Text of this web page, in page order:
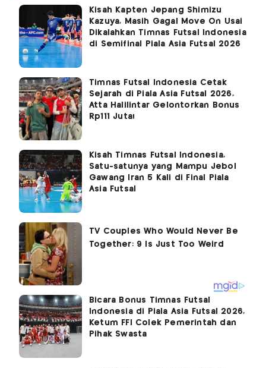
Kisah Kapten Jepang Shimizu
Kazuya, Masih Gagal Move On Usai
Dikalahkan Timnas Futsal Indonesia
di Semifinal Piala Asia Futsal 2026
Timnas Futsal Indonesia Cetak
Sejarah di Piala Asia Futsal 2026,
Atta Halilintar Gelontorkan Bonus
Rp111 Juta!
Kisah Timnas Futsal Indonesia,
Satu-satunya yang Mampu Jebol
Gawang Iran 5 Kali di Final Piala
Asia Futsal
Bicara Bonus Timnas Futsal
Indonesia di Piala Asia Futsal 2026,
Ketum FFI Colek Pemerintah dan
Pihak Swasta